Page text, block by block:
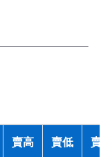
賣高 賣低 賣